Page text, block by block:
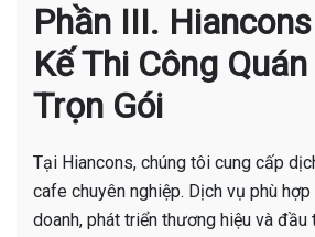
Phần III.
Kế Thi Công
Trọn Gói
Tại Hiancons, chúng tôi cung cấp
cafe chuyên nghiệp. Dịch vụ phù hợp
doanh, phát triển thương hiệu và